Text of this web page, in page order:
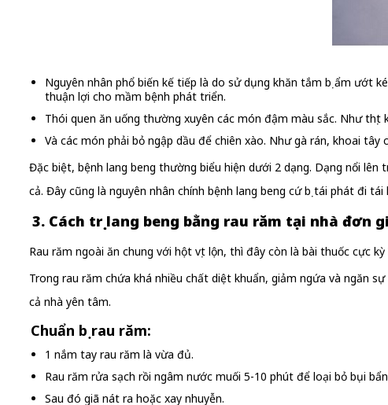
Nguyên nhân phổ biến kế tiếp là do sử dụng khăn tắm bị ẩm ướt
thuận lợi cho mầm bệnh phát triển.
Thói quen ăn uống thường xuyên các món đậm màu sắc. Như thịt
Và các món phải bỏ ngập dầu để chiên xào. Như gà rán, khoai tây
Đặc biệt, bệnh lang beng thường biểu hiện dưới 2 dạng. Dạng nổi
cả. Đây cũng là nguyên nhân chính bệnh lang beng cứ bị tái phát đi tái
3. Cách trị lang beng bằng rau răm tại nhà đơn
Rau răm ngoài ăn chung với hột vịt lộn, thì đây còn là bài thuốc cực
Trong rau răm chứa khá nhiều chất diệt khuẩn, giảm ngứa và ngăn
cả nhà yên tâm.
Chuẩn bị rau răm:
1 nắm tay rau răm là vừa đủ.
Rau răm rửa sạch rồi ngâm nước muối 5-10 phút để loại bỏ bụi
Sau đó giã nát ra hoặc xay nhuyễn.